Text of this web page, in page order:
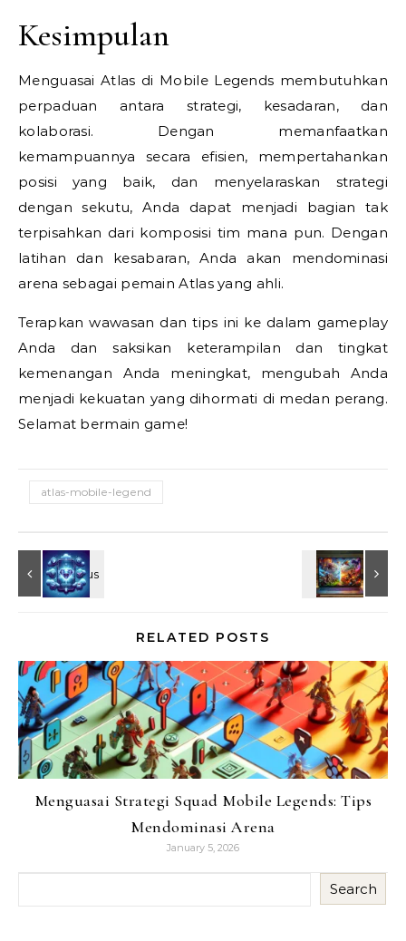
Kesimpulan
Menguasai Atlas di Mobile Legends membutuhkan
perpaduan antara strategi, kesadaran, dan
kolaborasi. Dengan memanfaatkan
kemampuannya secara efisien, mempertahankan
posisi yang baik, dan menyelaraskan strategi
dengan sekutu, Anda dapat menjadi bagian tak
terpisahkan dari komposisi tim mana pun. Dengan
latihan dan kesabaran, Anda akan mendominasi
arena sebagai pemain Atlas yang ahli.
Terapkan wawasan dan tips ini ke dalam gameplay
Anda dan saksikan keterampilan dan tingkat
kemenangan Anda meningkat, mengubah Anda
menjadi kekuatan yang dihormati di medan perang.
Selamat bermain game!
atlas-mobile-legend
RELATED POSTS
Menguasai Strategi Squad Mobile Legends: Tips
Mendominasi Arena
January 5, 2026
Search